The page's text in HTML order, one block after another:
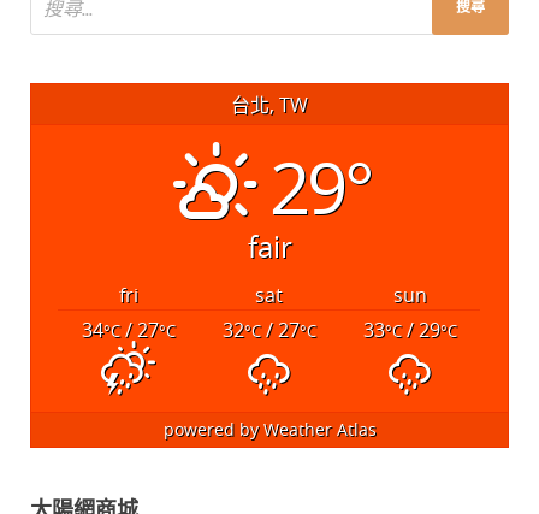
台北, TW
29°
fair
fri sat
sun
34°C/ 27°C 32°C/ 27°C 33°C/ 29°C
powered byWeather Atlas